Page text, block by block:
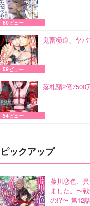
60ビュー
鬼畜極道、ヤ
59ビュー
落札額2億7500
54ビュー
ピックアップ
藤川恋色、
ました。〜
の!?〜 第12